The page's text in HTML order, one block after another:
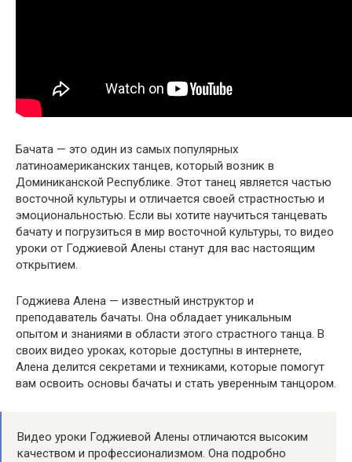
Бачата — это один из самых популярных
латиноамериканских танцев, который возник в
Доминиканской Республике. Этот танец является частью
восточной культуры и отличается своей страстностью и
эмоциональностью. Если вы хотите научиться танцевать
бачату и погрузиться в мир восточной культуры, то видео
уроки от Годжиевой Алены станут для вас настоящим
открытием.
Годжиева Алена — известный инструктор и
преподаватель бачаты. Она обладает уникальным
опытом и знаниями в области этого страстного танца. В
своих видео уроках, которые доступны в интернете,
Алена делится секретами и техниками, которые помогут
вам освоить основы бачаты и стать уверенным танцором.
Видео уроки Годжиевой Алены отличаются высоким
качеством и профессионализмом. Она подробно